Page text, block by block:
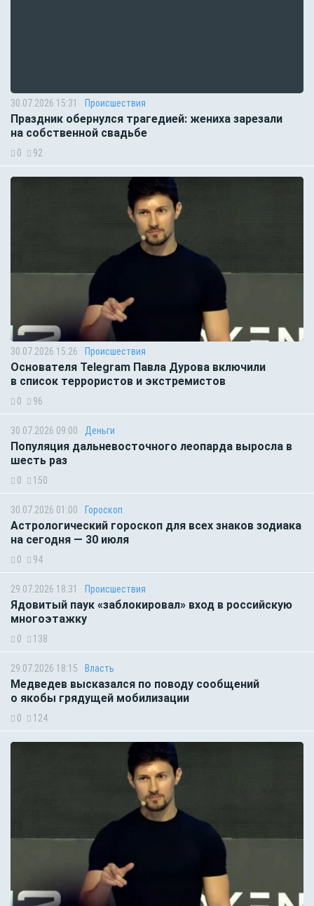
30.07.2026 15:31 Происшествия
Праздник обернулся трагедией: жениха зарезали
на собственной свадьбе
0 92
30.07.2026 15:26 Происшествия
Основателя Telegram Павла Дурова включили
в список террористов и экстремистов
0 96
30.07.2026 09:00 Деньги
Популяция дальневосточного леопарда выросла в
шесть раз
0 150
30.07.2026 01:00 Гороскоп
Астрологический гороскоп для всех знаков зодиака
на сегодня — 30 июля
0 94
29.07.2026 18:31 Происшествия
Ядовитый паук «заблокировал» вход в российскую
многоэтажку
0 138
29.07.2026 18:15 Власть
Медведев высказался по поводу сообщений
о якобы грядущей мобилизации
0 124